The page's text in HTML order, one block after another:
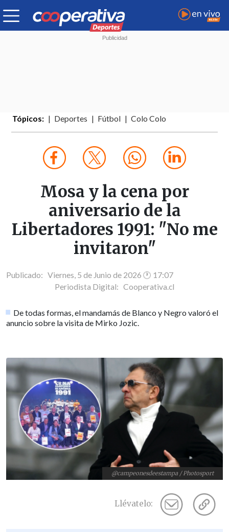
Tópicos: Deportes Fútbol Colo Colo
Mosa y la cena por
aniversario de la
Libertadores 1991: "No me
invitaron"
Publicado: Viernes, 5 de Junio de 2026 🕐 17:07
Periodista Digital: Cooperativa.cl
De todas formas, el mandamás de Blanco y Negro valoró el
anuncio sobre la visita de Mirko Jozic.
@campeonesdeestampa / Photosport
Llévatelo: